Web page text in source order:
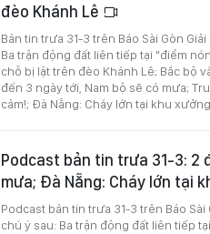
đèo Khánh Lê
Bản tin trưa 31-3 trên Báo Sài Gòn
Ba trận động đất liên tiếp tại "điểm
chỗ bị lật trên đèo Khánh Lê; Bắc bộ
đến 3 ngày tới, Nam bộ sẽ có mưa;
cảm!; Đà Nẵng: Cháy lớn tại khu
Podcast bản tin trưa 31-3: 2
mưa; Đà Nẵng: Cháy lớn tại
Podcast bản tin trưa 31-3 trên Báo
chú ý sau: Ba trận động đất liên tiếp